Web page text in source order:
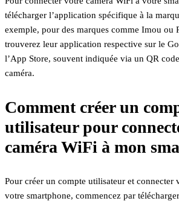
télécharger l’application spécifique à la
exemple, pour des marques comme Imou ou
trouverez leur application respective sur le
l’App Store, souvent indiquée via un QR
caméra.
Comment créer un
utilisateur pour
caméra WiFi à mon
Pour créer un compte utilisateur et connecter
votre smartphone, commencez par